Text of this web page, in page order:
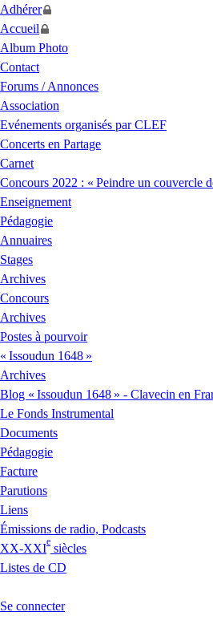
Adhérer
Accueil
Album Photo
Contact
Forums / Annonces
Association
Evénements organisés parCLEF
Concerts en Partage
Carnet
Concours 2022 : « Peindre un couvercle
Enseignement
Pédagogie
Annuaires
Stages
Archives
Concours
Archives
Postes à pourvoir
« Issoudun 1648 »
Archives
Blog « Issoudun 1648 » - Clavecin en
Le Fonds Instrumental
Documents
Pédagogie
Facture
Parutions
Liens
Émissions de radio, Podcasts
XX-XXI
e
siècles
Listes de CD
Se connecter